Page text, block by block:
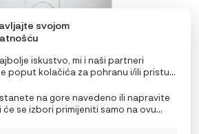
svojom
iskustvo, mi i naši partneri
poput kolačića za pohranu i/ili pristup
partnerima obradu osobnih
ponašanje pri pregledavanju ili
ovoj stranici i prikazujemo
na gore navedeno ili napravite
se izbori primijeniti samo na ovu